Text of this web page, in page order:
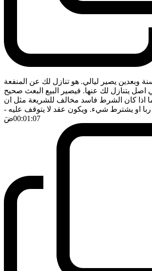
وبعدين يصير ليالي. هو تنازل لك عن المنفعة
اصل يتنازل لك عنها. فيصير البيع البعث صحيح
اذا كان الشرط فاسد مخالف للشريعة مثل ان
او يشترط شيء. ويكون عقد لا يتوقف عليه -
00:01:07ضَ